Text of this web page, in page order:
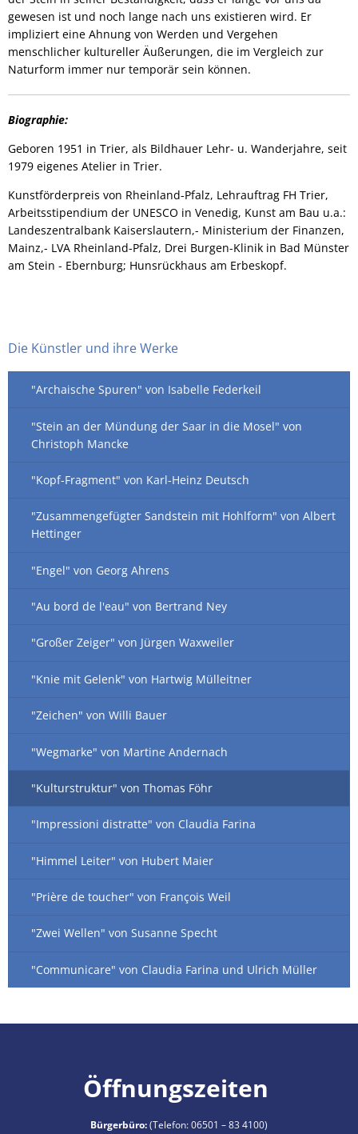
gewesen ist und noch lange nach uns existieren wird. Er
impliziert eine Ahnung von Werden und Vergehen
menschlicher kultureller Äußerungen, die im Vergleich zur
Naturform immer nur temporär sein können.
Biographie:
Geboren 1951 in Trier, als Bildhauer Lehr- u. Wanderjahre, seit
1979 eigenes Atelier in Trier.
Kunstförderpreis von Rheinland-Pfalz, Lehrauftrag FH Trier,
Arbeitsstipendium der UNESCO in Venedig, Kunst am Bau u.a.:
Landeszentralbank Kaiserslautern,- Ministerium der Finanzen,
Mainz,- LVA Rheinland-Pfalz, Drei Burgen-Klinik in Bad Münster
am Stein - Ebernburg; Hunsrückhaus am Erbeskopf.
Die Künstler und ihre Werke
"Archaische Spuren" von Isabelle Federkeil
"Stein an der Mündung der Saar in die Mosel" von
Christoph Mancke
"Kopf-Fragment" von Karl-Heinz Deutsch
"Zusammengefügter Sandstein mit Hohlform" von Albert
Hettinger
"Engel" von Georg Ahrens
"Au bord de l'eau" von Bertrand Ney
"Großer Zeiger" von Jürgen Waxweiler
"Knie mit Gelenk" von Hartwig Mülleitner
"Zeichen" von Willi Bauer
"Wegmarke" von Martine Andernach
"Kulturstruktur" von Thomas Föhr
"Impressioni distratte" von Claudia Farina
"Himmel Leiter" von Hubert Maier
"Prière de toucher" von François Weil
"Zwei Wellen" von Susanne Specht
"Communicare" von Claudia Farina und Ulrich Müller
Öffnungszeiten
Bürgerbüro:(Telefon:06501 – 83 4100)